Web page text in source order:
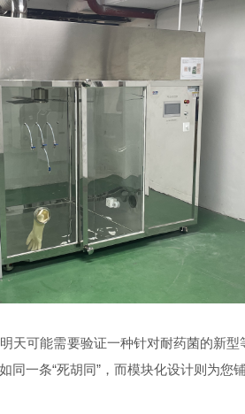
可能需要验证一种针对耐药菌的新型
一条“死胡同”，而模块化设计则为您铺